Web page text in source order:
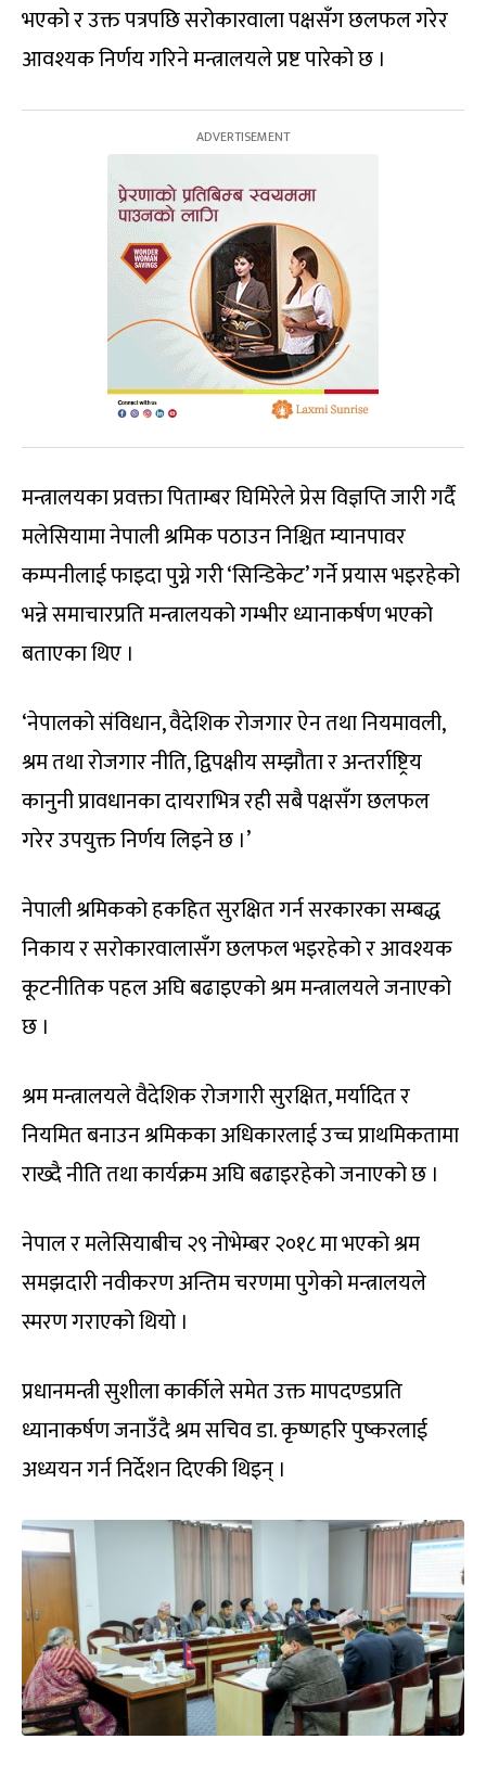
भएको र उक्त पत्रपछि सरोकारवाला पक्षसँग छलफल गरेर
आवश्यक निर्णय गरिने मन्त्रालयले प्रष्ट पारेको छ ।
मन्त्रालयका प्रवक्ता पिताम्बर घिमिरेले प्रेस विज्ञप्ति जारी गर्दै
मलेसियामा नेपाली श्रमिक पठाउन निश्चित म्यानपावर
कम्पनीलाई फाइदा पुग्ने गरी ‘सिन्डिकेट’ गर्ने प्रयास भइरहेको
भन्ने समाचारप्रति मन्त्रालयको गम्भीर ध्यानाकर्षण भएको
बताएका थिए ।
‘नेपालको संविधान, वैदेशिक रोजगार ऐन तथा नियमावली,
श्रम तथा रोजगार नीति, द्विपक्षीय सम्झौता र अन्तर्राष्ट्रिय
कानुनी प्रावधानका दायराभित्र रही सबै पक्षसँग छलफल
गरेर उपयुक्त निर्णय लिइने छ ।’
नेपाली श्रमिकको हकहित सुरक्षित गर्न सरकारका सम्बद्ध
निकाय र सरोकारवालासँग छलफल भइरहेको र आवश्यक
कूटनीतिक पहल अघि बढाइएको श्रम मन्त्रालयले जनाएको
छ ।
श्रम मन्त्रालयले वैदेशिक रोजगारी सुरक्षित, मर्यादित र
नियमित बनाउन श्रमिकका अधिकारलाई उच्च प्राथमिकतामा
राख्दै नीति तथा कार्यक्रम अघि बढाइरहेको जनाएको छ ।
नेपाल र मलेसियाबीच २९ नोभेम्बर २०१८ मा भएको श्रम
समझदारी नवीकरण अन्तिम चरणमा पुगेको मन्त्रालयले
स्मरण गराएको थियो ।
प्रधानमन्त्री सुशीला कार्कीले समेत उक्त मापदण्डप्रति
ध्यानाकर्षण जनाउँदै श्रम सचिव डा. कृष्णहरि पुष्करलाई
अध्ययन गर्न निर्देशन दिएकी थिइन् ।